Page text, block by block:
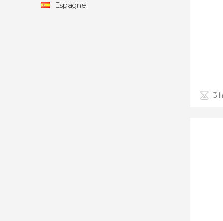
Espagne
3